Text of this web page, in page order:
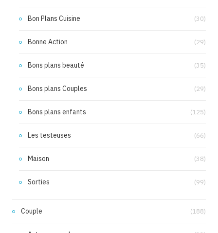
Bon Plans Cuisine (30)
Bonne Action (29)
Bons plans beauté (35)
Bons plans Couples (29)
Bons plans enfants (125)
Les testeuses (66)
Maison (38)
Sorties (99)
Couple (188)